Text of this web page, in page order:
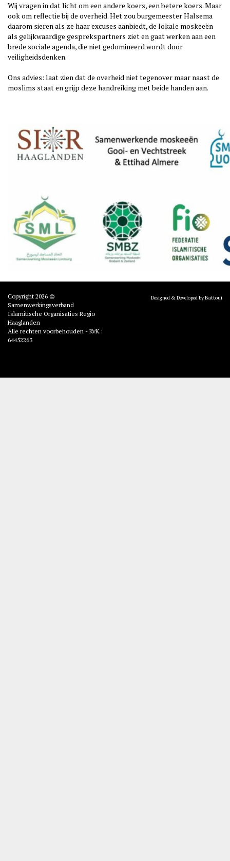
Wij vragen in dat licht om een andere koers, een betere koers. Maar
ookom reflectie bij de overheid. Het zou burgemeester Halsema
daarom sieren als ze haar excuses aanbiedt, de lokale moskeeën
als gelijkwaardige gesprekspartners ziet en gaatwerken aan een
brede sociale agenda, die niet gedomineerd wordt door
veiligheidsdenken.
Ons advies: laat zien dat de overheid niet tegenover maar naast de
moslims staat en grijp deze handreiking met beide handen aan.
Copyright 2026 ©
Samenwerkingsverband
Islamitische Organisaties Regio
Haaglanden
Alle rechten voorbehouden - KvK.:
64452263
Designed & Developed by Battoui